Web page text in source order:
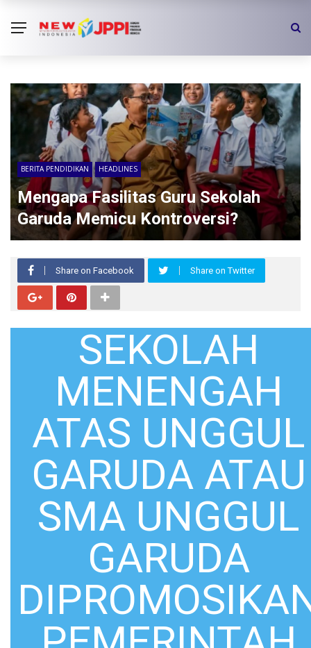
BERITA PENDIDIKAN HEADLINES
Mengapa Fasilitas Guru Sekolah
Garuda Memicu Kontroversi?
Share on Facebook Share on Twitter
SEKOLAH
MENENGAH
ATAS UNGGUL
GARUDA ATAU
SMA UNGGUL
GARUDA